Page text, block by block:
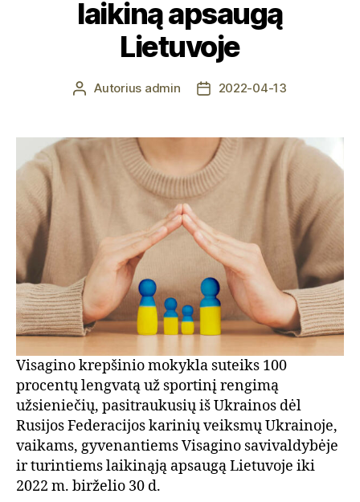
laikiną apsaugą
Lietuvoje
ĮrašoAutorius admin
Įrašo2022-04-13
Visagino krepšinio mokykla suteiks 100
procentų lengvatą už sportinį rengimą
užsieniečių, pasitraukusių iš Ukrainos dėl
Rusijos Federacijos karinių veiksmų Ukrainoje,
vaikams, gyvenantiems Visagino savivaldybėje
ir turintiems laikinąją apsaugą Lietuvoje iki
2022 m. birželio 30 d.